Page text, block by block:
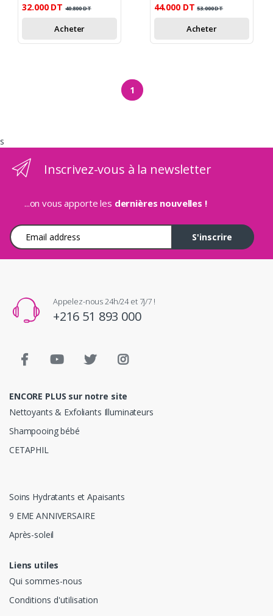
32.000 DT 40.800DT
Acheter
44.000 DT 53.000DT
Acheter
1
s
Inscrivez-vous à la newsletter
...on vous apporte les dernières nouvelles !
Adresse e-mail
S'inscrire
Appelez-nous 24h/24 et 7j/7 !
+216 51 893 000
ENCORE PLUS sur notre site
Nettoyants & Exfoliants Illuminateurs
Shampooing bébé
CETAPHIL
Soins Hydratants et Apaisants
9 EME ANNIVERSAIRE
Après-soleil
Liens utiles
Qui sommes-nous
Conditions d'utilisation